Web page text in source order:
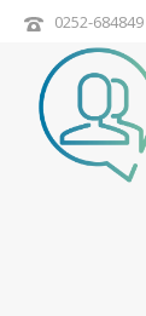
0252-684849